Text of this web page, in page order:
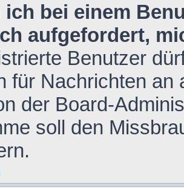
ich bei einem
aufgefordert,
Benutzer
für Nachrichten
der Board-
soll den